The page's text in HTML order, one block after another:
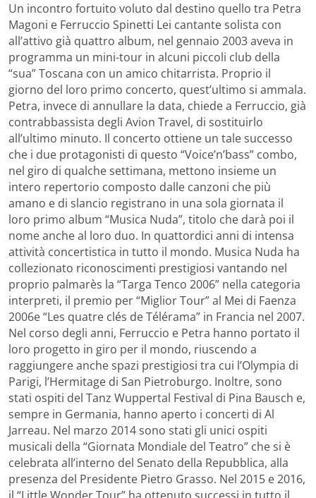
Un incontro fortuito voluto dal destino quello tra Petra
Magoni e Ferruccio Spinetti Lei cantante solista con
all’attivo già quattro album, nel gennaio 2003 aveva in
programma un mini-tour in alcuni piccoli club della
“sua” Toscana con un amico chitarrista. Proprio il
giorno del loro primo concerto, quest’ultimo si ammala.
Petra, invece di annullare la data, chiede a Ferruccio, già
contrabbassista degli Avion Travel, di sostituirlo
all’ultimo minuto. Il concerto ottiene un tale successo
che i due protagonisti di questo “Voice’n’bass” combo,
nel giro di qualche settimana, mettono insieme un
intero repertorio composto dalle canzoni che più
amano e di slancio registrano in una sola giornata il
loro primo album “Musica Nuda”, titolo che darà poi il
nome anche al loro duo. In quattordici anni di intensa
attività concertistica in tutto il mondo. Musica Nuda ha
collezionato riconoscimenti prestigiosi vantando nel
proprio palmarès la “Targa Tenco 2006” nella categoria
interpreti, il premio per “Miglior Tour” al Mei di Faenza
2006e “Les quatre clés de Télérama” in Francia nel 2007.
Nel corso degli anni, Ferruccio e Petra hanno portato il
loro progetto in giro per il mondo, riuscendo a
raggiungere anche spazi prestigiosi tra cui l’Olympia di
Parigi, l’Hermitage di San Pietroburgo. Inoltre, sono
stati ospiti del Tanz Wuppertal Festival di Pina Bausch e,
sempre in Germania, hanno aperto i concerti di Al
Jarreau. Nel marzo 2014 sono stati gli unici ospiti
musicali della “Giornata Mondiale del Teatro” che si è
celebrata all’interno del Senato della Repubblica, alla
presenza del Presidente Pietro Grasso. Nel 2015 e 2016,